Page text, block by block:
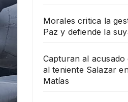
Morales critica la
Paz y defiende la
Capturan al acusado
al teniente Salazar
Matías